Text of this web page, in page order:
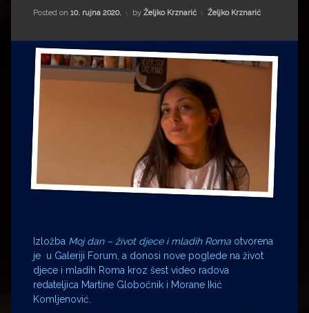
Matea Andrić
Ljiljana Lekanić-Kljaić
Željko Krznarić
Mario Lovreković
Posted on 10. rujna 2020. by Željko Krznarić Kategorije:
Željko Krznarić
Izložba Moj dan – život djece i mladih Roma otvorena
je u Galeriji Forum, a donosi nove poglede na život
djece i mladih Roma kroz šest video radova
redateljica Martine Globočnik i Morane Ikić
Komljenović.